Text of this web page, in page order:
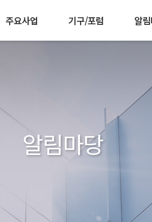
주요사업 기구/포럼
한국소프
알
회원
알림마당